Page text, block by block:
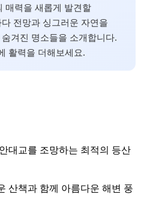
매력을 새롭게 발견할
전망과 싱그러운 자연을
겨진 명소들을 소개합니다.
활력을 더해보세요.
대교를 조망하는 최적의 등산
산책과 함께 아름다운 해변 풍